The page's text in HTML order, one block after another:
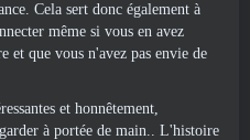
Cela sert donc également à
même si vous en avez
et que vous n'avez pas envie de
et honnêtement,
à portée de main.. L'histoire